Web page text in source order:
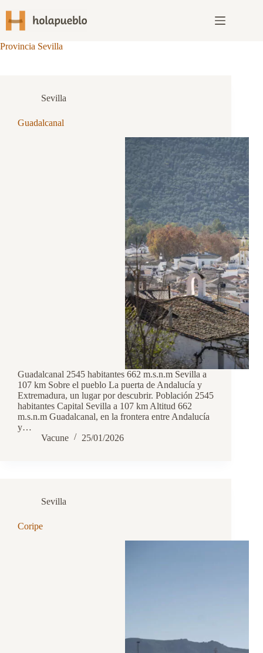
Provincia Sevilla
Sevilla
Guadalcanal
Guadalcanal 2545 habitantes 662 m.s.n.m Sevilla a
107 km Sobre el pueblo La puerta de Andalucía y
Extremadura, un lugar por descubrir. Población 2545
habitantes Capital Sevilla a 107 km Altitud 662
m.s.n.m Guadalcanal, en la frontera entre Andalucía
y…
Vacune
25/01/2026
Sevilla
Coripe